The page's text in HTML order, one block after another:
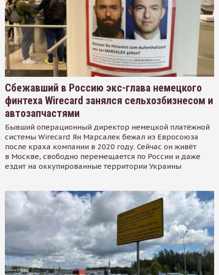
Сбежавший в Россию экс-глава немецкого
финтеха Wirecard занялся сельхозбизнесом и
автозапчастями
Бывший операционный директор немецкой платёжной
системы Wirecard Ян Марсалек бежал из Евросоюза
после краха компании в 2020 году. Сейчас он живёт
в Москве, свободно перемещается по России и даже
ездит на оккупированные территории Украины